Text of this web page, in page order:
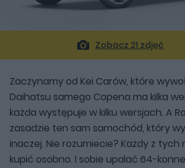
Zobacz 21 zdjęć
Zaczynamy od Kei Carów, które
Daihatsu samego Copena ma kilka
każda występuje w kilku wersjach. A
zasadzie ten sam samochód, który
inaczej. Nie rozumiecie? Każdy z tych
kupić osobno. I sobie upalać 64-